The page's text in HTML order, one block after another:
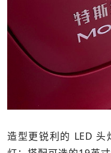
造型更锐利的 LED